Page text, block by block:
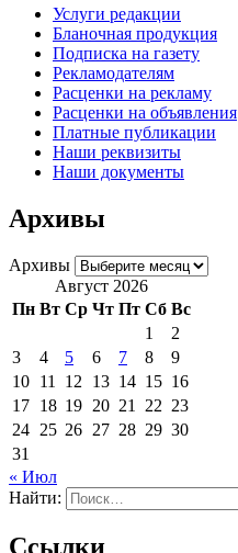
Услуги редакции
Бланочная продукция
Подписка на газету
Рекламодателям
Расценки на рекламу
Расценки на объявления
Платные публикации
Наши реквизиты
Наши документы
Архивы
Архивы
Август 2026
Пн Вт Ср Чт Пт Сб Вс
1
2
3
4 5 6 7 8
9
10 11 12 13 14 15 16
17 18 19 20 21 22 23
24 25 26 27 28 29 30
31
« Июл
Найти:
Ссылки